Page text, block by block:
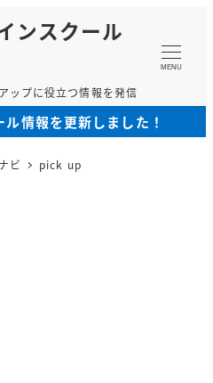
ンスクール
ップに役立つ情報を発信
MENU
情報を更新しました！
ビ pick up